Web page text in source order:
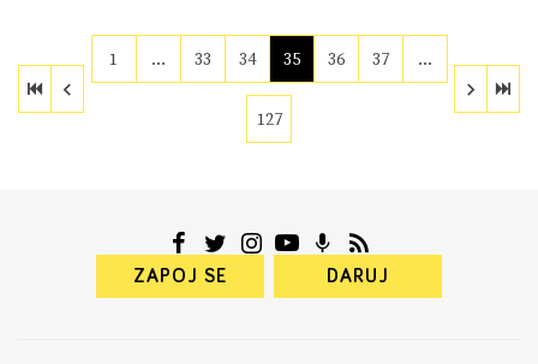
1 … 33 34 35 36 37 …
127
ZAPOJ SE DARUJ